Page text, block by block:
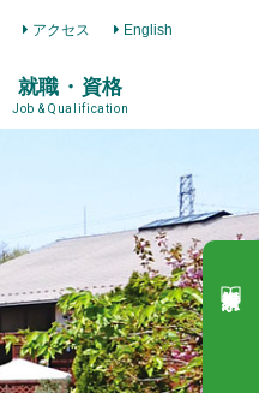
アクセス English
就職・資格
Job & Qualification